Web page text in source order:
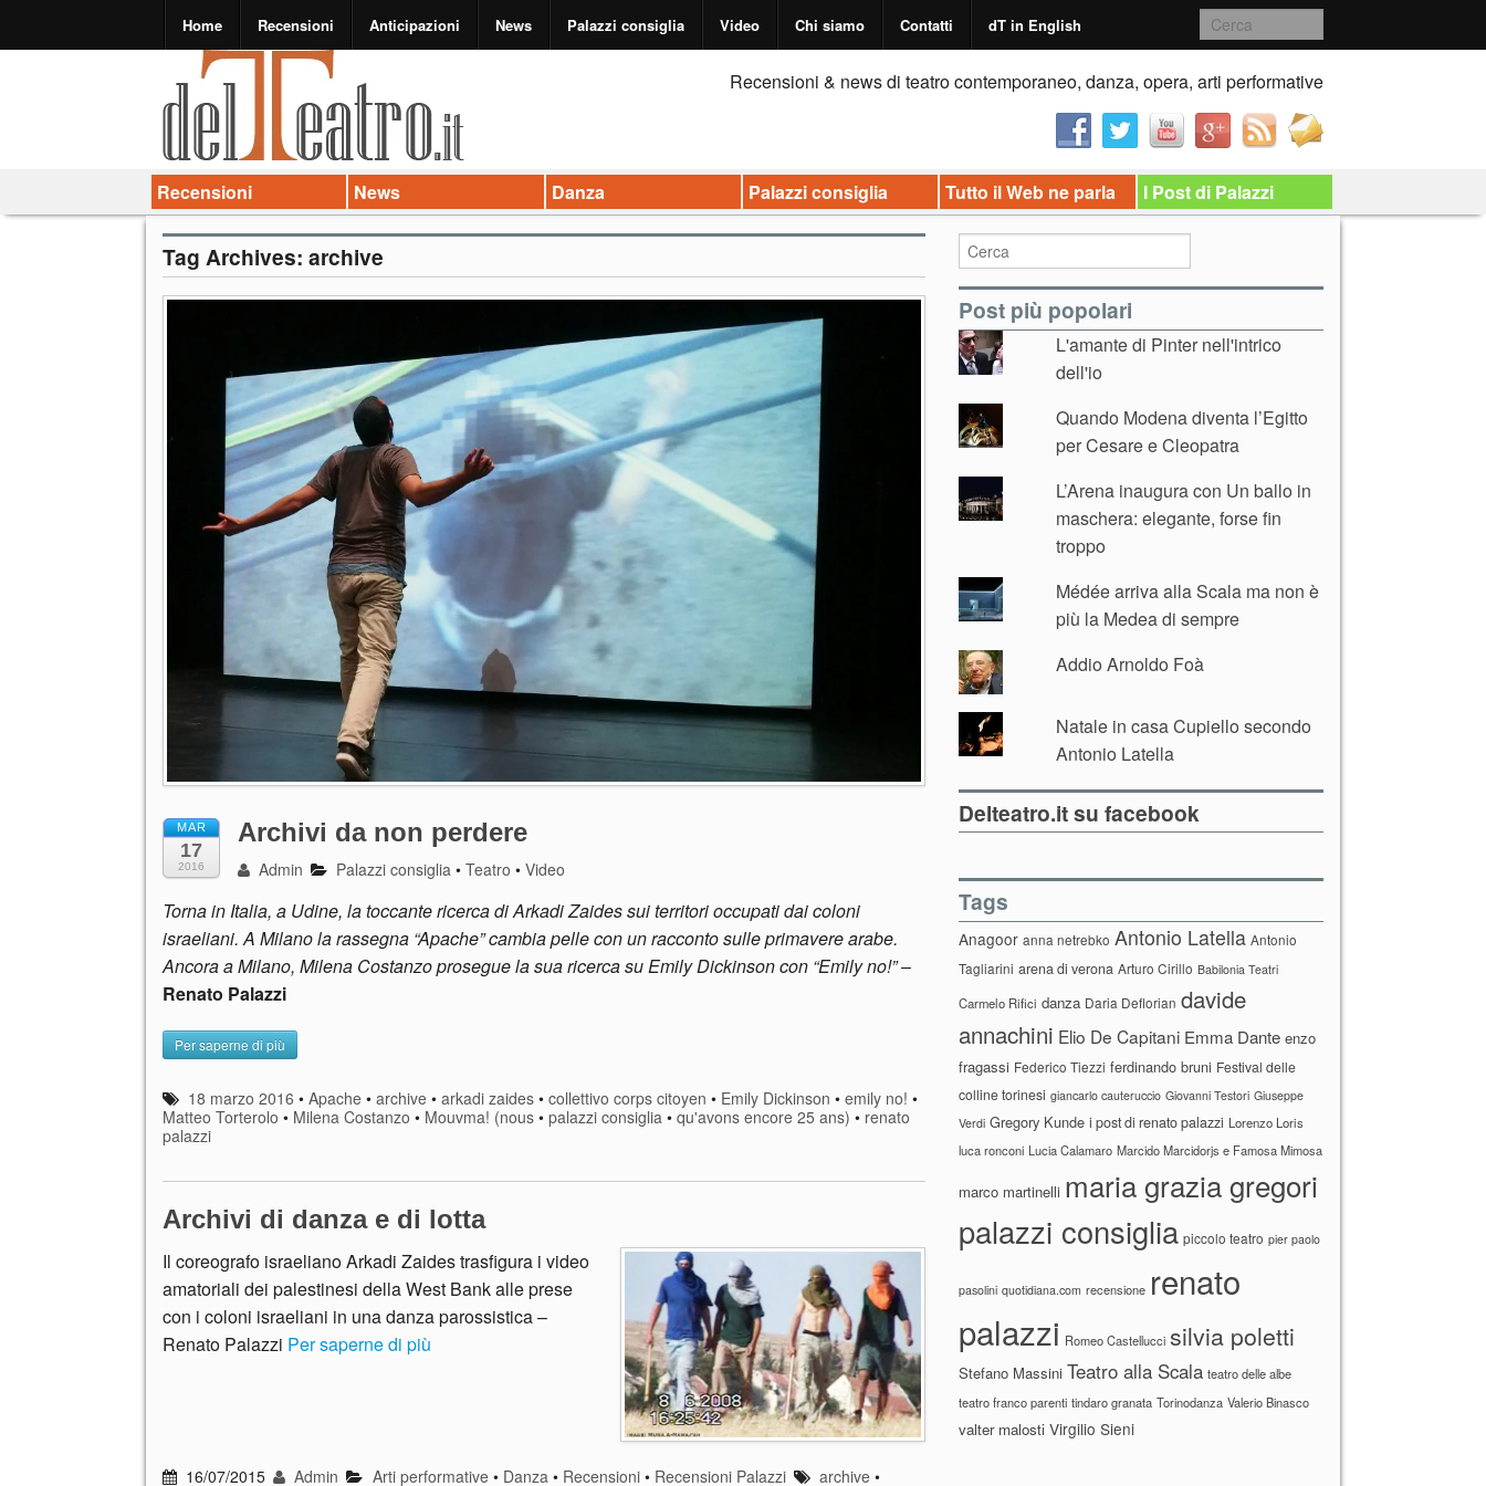
Home Recensioni Anticipazioni News Palazzi consiglia Video Chi siamo Contatti dT in English
Recensioni & news di teatro contemporaneo, danza, opera, arti performative
Recensioni News Danza Palazzi consiglia Tutto il Web ne parla I Post di Palazzi
Tag Archives: archive
MAR
17
2016
Archivi da non perdere
Admin Palazzi consiglia •Teatro •Video
Torna in Italia, a Udine, la toccante ricerca di Arkadi Zaides sui territori occupati dai coloni
israeliani. A Milano la rassegna “Apache” cambia pelle con un racconto sulle primavere arabe.
Ancora a Milano, Milena Costanzo prosegue la sua ricerca su Emily Dickinson con “Emily no!”–
Renato Palazzi
Per saperne di più
18 marzo 2016 •Apache •archive •arkadi zaides •collettivo corps citoyen • Emily Dickinson •emily no! •
Matteo Torterolo • Milena Costanzo • Mouvma! (nous • palazzi consiglia • qu'avons encore 25 ans) • renato
palazzi
Archivi di danza e di lotta
Il coreografo israeliano Arkadi Zaides trasfigura i video
amatoriali dei palestinesi della West Bank alle prese
con i coloni israeliani in una danza parossistica –
Renato Palazzi Per saperne di più
16/07/2015 Admin Arti performative• Danza • Recensioni• Recensioni Palazzi archive•
Post più popolari
L'amante di Pinter nell'intrico
dell'io
Quando Modena diventa l’Egitto
per Cesare e Cleopatra
L’Arena inaugura con Un ballo in
maschera: elegante, forse fin
troppo
Médée arriva alla Scala ma non è
più la Medea di sempre
Addio Arnoldo Foà
Natale in casa Cupiello secondo
Antonio Latella
Delteatro.it su facebook
Tags
Anagoor anna netrebko Antonio Latella Antonio
Tagliarini arena di verona Arturo Cirillo Babilonia Teatri
Carmelo Rifici danza Daria Deflorian davide
annachini Elio De Capitani Emma Dante enzo
fragassi Federico Tiezzi ferdinando bruni Festival delle
colline torinesi giancarlo cauteruccio Giovanni Testori Giuseppe
Verdi Gregory Kunde i post di renato palazzi Lorenzo Loris
luca ronconi Lucia Calamaro Marcido Marcidorjs e Famosa Mimosa
marco martinelli maria grazia gregori
palazzi consiglia piccolo teatro pier paolo
pasolini quotidiana.com recensione renato
palazzi Romeo Castellucci silvia poletti
Stefano Massini Teatro alla Scala teatro delle albe
teatro franco parenti tindaro granata Torinodanza Valerio Binasco
valter malosti Virgilio Sieni